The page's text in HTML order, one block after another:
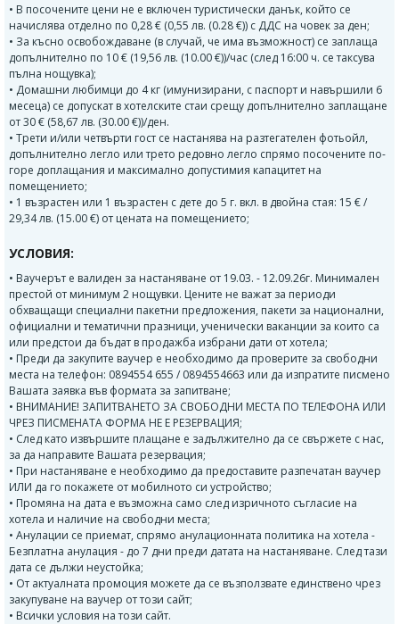
• В посочените цени не е включен туристически данък, който се
начислява отделно по 0,28 € (0,55 лв. (0.28 €)) с ДДС на човек за ден;
• За късно освобождаване (в случай, че има възможност) се заплаща
допълнително по 10 € (19,56 лв. (10.00 €))/час (след 16:00 ч. се таксува
пълна нощувка);
• Домашни любимци до 4 кг (имунизирани, с паспорт и навършили 6
месеца) се допускат в хотелските стаи срещу допълнително заплащане
от 30 € (58,67 лв. (30.00 €))/ден.
• Трети и/или четвърти гост се настанява на разтегателен фотьойл,
допълнително легло или трето редовно легло спрямо посочените по-
горе доплащания и максимално допустимия капацитет на
помещението;
• 1 възрастен или 1 възрастен с дете до 5 г. вкл. в двойна стая: 15 € /
29,34 лв. (15.00 €) от цената на помещението;
УСЛОВИЯ:
• Ваучерът е валиден за настаняване от 19.03. - 12.09.26г. Минимален
престой от минимум 2 нощувки. Цените не важат за периоди
обхващащи специални пакетни предложения, пакети за национални,
официални и тематични празници, ученически ваканции за които са
или предстои да бъдат в продажба избрани дати от хотела;
• Преди да закупите ваучер е необходимо да проверите за свободни
места на телефон: 0894554 655 / 0894554663 или да изпратите писмено
Вашата заявка във формата за запитване;
• ВНИМАНИЕ! ЗАПИТВАНЕТО ЗА СВОБОДНИ МЕСТА ПО ТЕЛЕФОНА ИЛИ
ЧРЕЗ ПИСМЕНАТА ФОРМА НЕ Е РЕЗЕРВАЦИЯ;
• След като извършите плащане е задължително да се свържете с нас,
за да направите Вашата резервация;
• При настаняване е необходимо да предоставите разпечатан ваучер
ИЛИ да го покажете от мобилното си устройство;
• Промяна на дата е възможна само след изричното съгласие на
хотела и наличие на свободни места;
• Анулации се приемат, спрямо анулационната политика на хотела -
Безплатна анулация - до 7 дни преди датата на настаняване. След тази
дата се дължи неустойка;
• От актуалната промоция можете да се възползвате единствено чрез
закупуване на ваучер от този сайт;
• Всички условия на този сайт.